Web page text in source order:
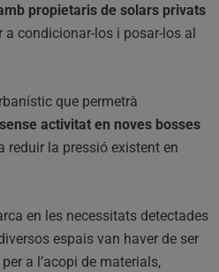
propietaris de solars privats
a condicionar-los i posar-los al
que permetrà
activitat en noves bosses
reduir la pressió existent en
en les necessitats detectades
espais van haver de ser
a l’acopi de materials,